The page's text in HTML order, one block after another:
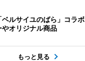
ベルサイユのばら」コラ
やオリジナル商品
もっと見る